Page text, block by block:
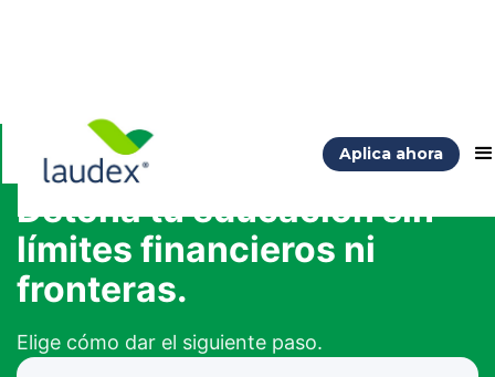
Aplica ahora
Detona tu educación sin
límites financieros ni
fronteras.
Elige cómo dar el siguiente paso.